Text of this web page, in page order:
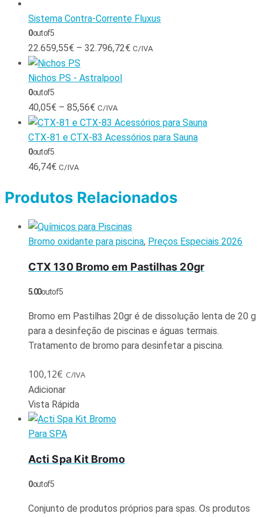
Sistema Contra-Corrente Fluxus
0out of 5
22.659,55€ – 32.796,72€ C/IVA
Nichos PS - Astralpool
0out of 5
40,05€ – 85,56€ C/IVA
CTX-81 e CTX-83 Acessórios para Sauna
0out of 5
46,74€ C/IVA
Produtos Relacionados
Bromo oxidante para piscina, Preços Especiais 2026
CTX 130 Bromo em Pastilhas 20gr
5.00out of 5
Bromo em Pastilhas 20gr é de dissolução lenta de 20 g
para a desinfeção de piscinas e águas termais.
Tratamento de bromo para desinfetar a piscina.
100,12€ C/IVA
Adicionar
Vista Rápida
Para SPA
Acti Spa Kit Bromo
0out of 5
Conjunto de produtos próprios para spas. Os produtos